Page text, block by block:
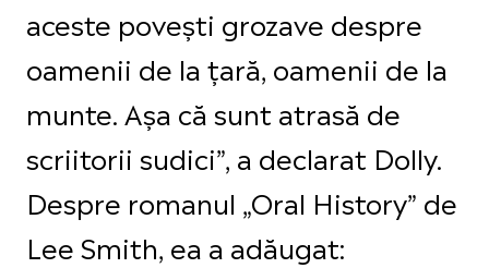
aceste povești grozave despre
oamenii de la țară, oamenii de la
munte. Așa că sunt atrasă de
scriitorii sudici”, a declarat Dolly.
Despre romanul „Oral History” de
Lee Smith, ea a adăugat: